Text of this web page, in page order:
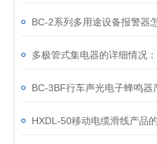
多极管式集电器的详细情况：